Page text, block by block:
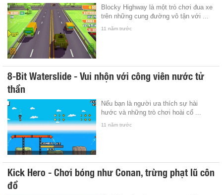
Blocky Highway là một trò chơi đua xe
trên những cung đường vô tận với ...
11 năm trước
8-Bit Waterslide - Vui nhộn với công viên nước tử
thần
Nếu bạn là người ưa thích sự hài
hước và những trò chơi hoài cổ ...
11 năm trước
Kick Hero - Chơi bóng như Conan, trừng phạt lũ côn
đồ